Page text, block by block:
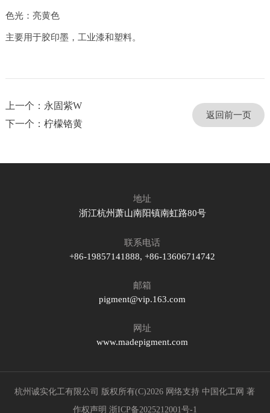
色光：亮黄色
主要用于胶印墨，工业漆和塑料。
上一个：永固紫W
下一个：柠檬铬黄
返回前一页
地址
浙江杭州萧山南阳镇南虹路80号
联系电话
+86-19857141888, +86-13606714742
邮箱
pigment@vip.163.com
网址
www.madepigment.com
杭州诚实化工有限公司 版权所有(C)2026 网络支持中国化工网 著
作权声明 浙ICP备2025212001号-1